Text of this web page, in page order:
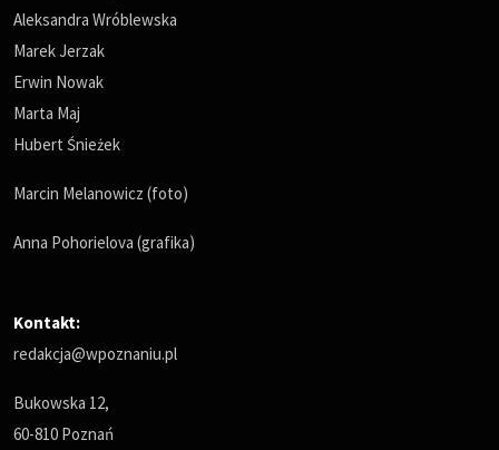
Aleksandra Wróblewska
Marek Jerzak
Erwin Nowak
Marta Maj
Hubert Śnieżek
Marcin Melanowicz (foto)
Anna Pohorielova (grafika)
Kontakt:
redakcja@wpoznaniu.pl
Bukowska 12,
60-810 Poznań